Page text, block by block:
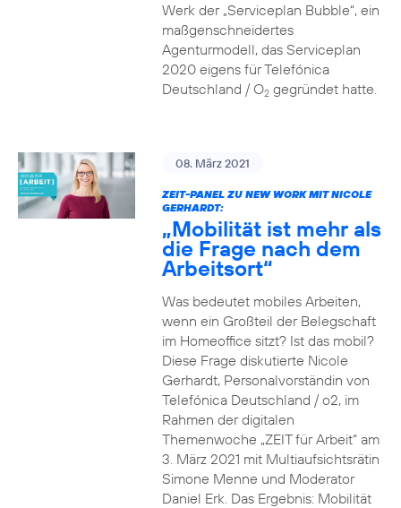
Werk der „Serviceplan Bubble“, ein
maßgenschneidertes
Agenturmodell, das Serviceplan
2020 eigens für Telefónica
Deutschland / O2gegründet hatte.
08. März 2021
ZEIT-PANEL ZU NEW WORK MIT NICOLE
GERHARDT:
„Mobilität ist mehr als
die Frage nach dem
Arbeitsort“
Was bedeutet mobiles Arbeiten,
wenn ein Großteil der Belegschaft
im Homeoffice sitzt? Ist das mobil?
Diese Frage diskutierte Nicole
Gerhardt, Personalvorständin von
Telefónica Deutschland / o2, im
Rahmen der digitalen
Themenwoche „ZEIT für Arbeit“ am
3. März 2021 mit Multiaufsichtsrätin
Simone Menne und Moderator
Daniel Erk. Das Ergebnis: Mobilität